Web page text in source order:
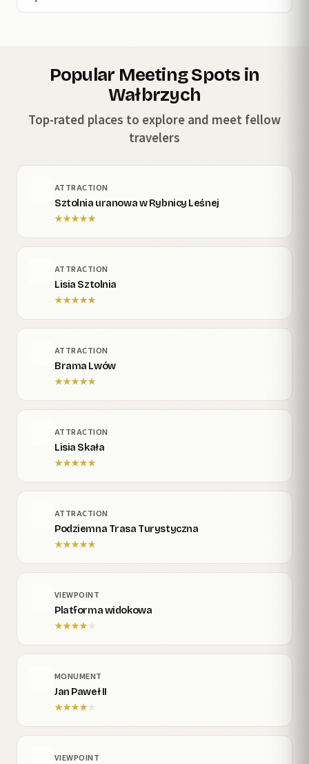
Popular Meeting Spots in
Wałbrzych
Top-rated places to explore and meet fellow
travelers
ATTRACTION
Sztolnia uranowa w Rybnicy Leśnej
★★★★★
ATTRACTION
Lisia Sztolnia
★★★★★
ATTRACTION
Brama Lwów
★★★★★
ATTRACTION
Lisia Skała
★★★★★
ATTRACTION
Podziemna Trasa Turystyczna
★★★★★
VIEWPOINT
Platforma widokowa
★★★★ ★
MONUMENT
Jan Paweł II
★★★★ ★
VIEWPOINT